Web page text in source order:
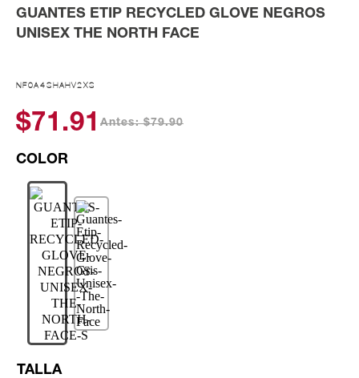
GUANTES ETIP RECYCLED GLOVE NEGROS
UNISEX THE NORTH FACE
NF0A4SHAHV2XS
$71.91 Antes: $79.90
TALLA